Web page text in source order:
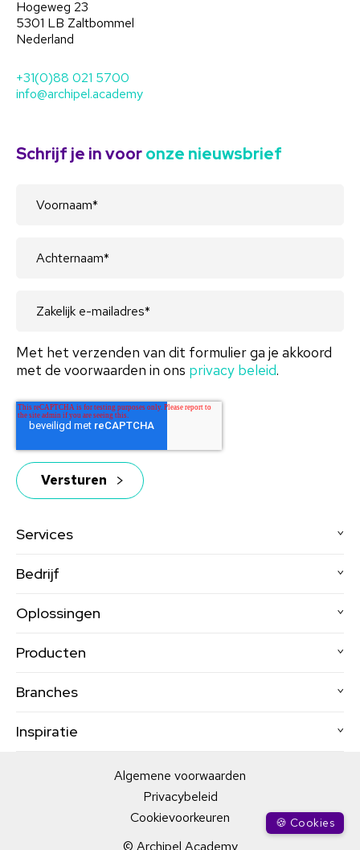
Hogeweg 23
5301 LB Zaltbommel
Nederland
+31(0)88 021 5700
info@archipel.academy
Schrijf je in vooronze nieuwsbrief
Met het verzenden van dit formulier ga je akkoord
met de voorwaarden in ons privacy beleid.
Services
Bedrijf
Oplossingen
Producten
Branches
Inspiratie
© Archipel Academy
Algemene voorwaarden
Privacybeleid
Cookievoorkeuren
🍪 Cookies